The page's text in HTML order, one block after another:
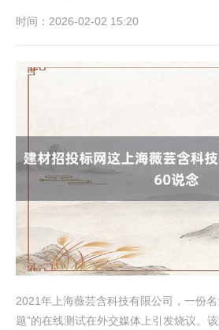
时间：2026-02-02 15:20
2021年上海薇芸含科技有限公司，一份
题”的在线测试在外交媒体上引发烧议。